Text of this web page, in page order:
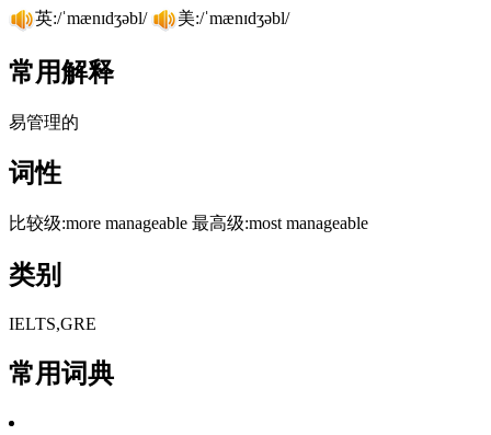
英:/ˈmænɪdʒəbl/ 美:/ˈmænɪdʒəbl/
常用解释
易管理的
词性
比较级:more manageable 最高级:most manageable
类别
IELTS,GRE
常用词典